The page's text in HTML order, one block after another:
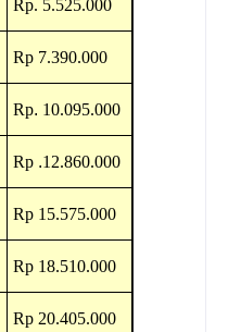
Rp. 5.525.000
Rp 7.390.000
Rp. 10.095.000
Rp .12.860.000
Rp 15.575.000
Rp 18.510.000
Rp 20.405.000